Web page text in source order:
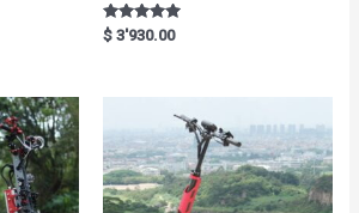
Rated
5.00
$ 3'930.00